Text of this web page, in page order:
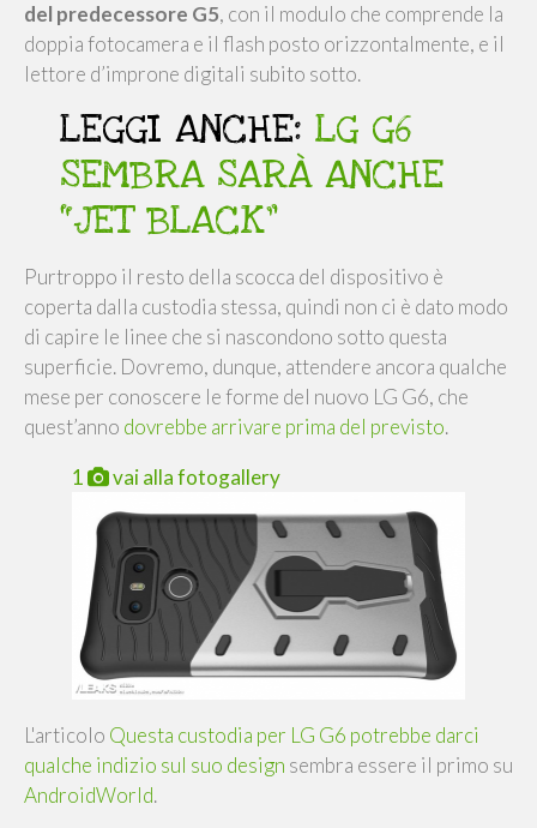
del predecessore G5, con il modulo che comprende la
doppia fotocamera e il flash posto orizzontalmente, e il
lettore d’improne digitali subito sotto.
LEGGI ANCHE: LG G6
SEMBRA SARÀ ANCHE
“JET BLACK”
Purtroppo il resto della scocca del dispositivo è
coperta dalla custodia stessa, quindi non ci è dato modo
di capire le linee che si nascondono sotto questa
superficie. Dovremo, dunque, attendere ancora qualche
mese per conoscere le forme del nuovo LG G6, che
quest’anno dovrebbe arrivare prima del previsto.
1
vai alla fotogallery
L'articolo Questa custodia per LG G6 potrebbe darci
qualche indizio sul suo design sembra essere il primo su
AndroidWorld.